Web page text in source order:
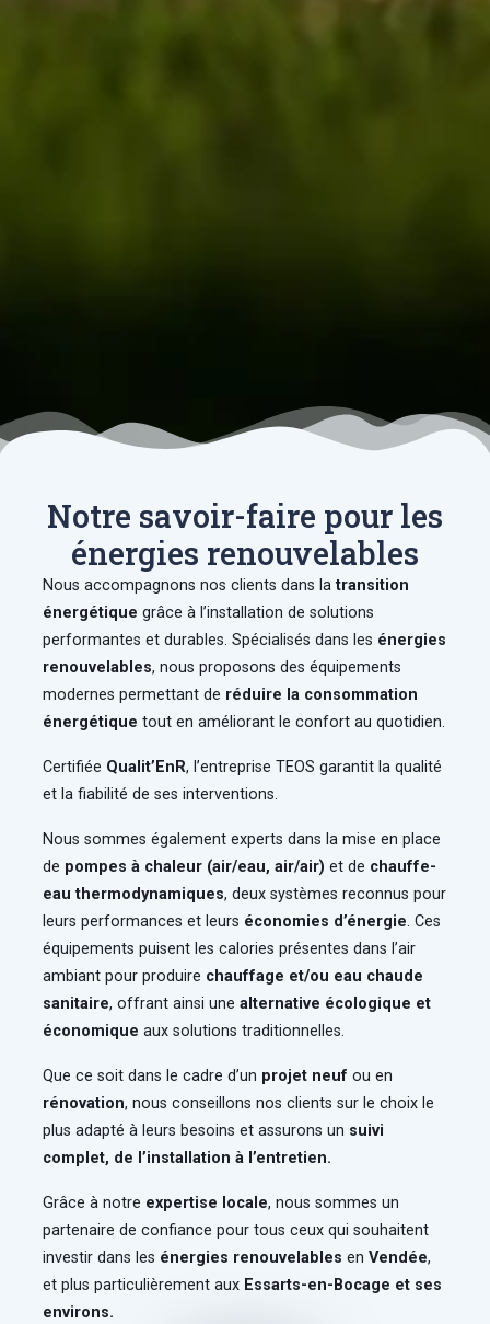
Notre savoir-faire pour les
énergies renouvelables
Nous accompagnons nos clients dans latransition
énergétique grâce à l’installation de solutions
performantes et durables. Spécialisés dans les énergies
renouvelables, nous proposons des équipements
modernes permettant de réduire la consommation
énergétique tout en améliorant le confort au quotidien.
Certifiée Qualit’EnR, l’entreprise TEOS garantit la qualité
et la fiabilité de ses interventions.
Nous sommes également experts dans la mise en place
de pompes à chaleur (air/eau, air/air) et de chauffe-
eau thermodynamiques, deux systèmes reconnus pour
leurs performances et leurs économies d’énergie. Ces
équipements puisent les calories présentes dans l’air
ambiant pour produire chauffage et/ou eau chaude
sanitaire, offrant ainsi une alternative écologique et
économique aux solutions traditionnelles.
Que ce soit dans le cadre d’un projet neuf ou en
rénovation, nous conseillons nos clients sur le choix le
plus adapté à leurs besoins et assurons un suivi
complet, de l’installation à l’entretien.
Grâce à notre expertise locale, nous sommes un
partenaire de confiance pour tous ceux qui souhaitent
investir dans les énergies renouvelables en Vendée,
et plus particulièrement aux Essarts-en-Bocage et ses
environs.